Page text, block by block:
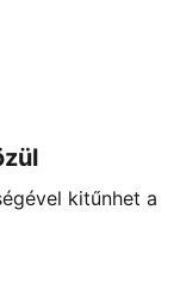
kitűnhet a